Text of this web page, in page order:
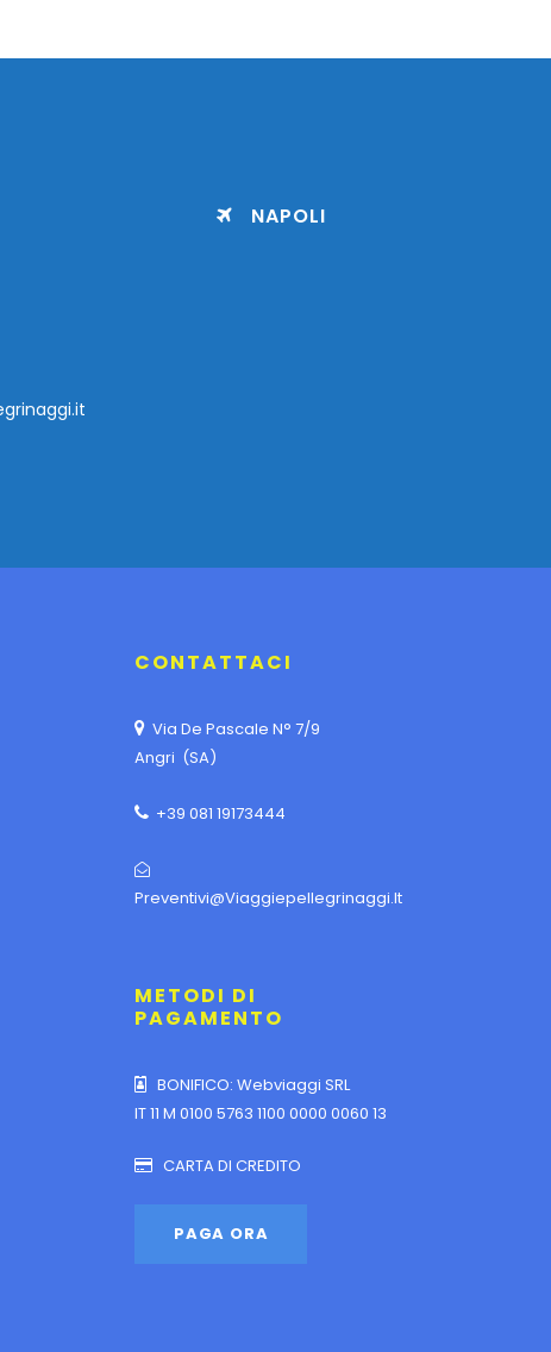
NAPOLI
CONTATTACI
Via De Pascale N° 7/9
Angri (SA)
+39 081 19173444
Preventivi@viaggiepellegrinaggi.it
METODI DI
PAGAMENTO
BONIFICO: Webviaggi SRL
IT 11 M 0100 5763 1100 0000 0060 13
CARTA DI CREDITO